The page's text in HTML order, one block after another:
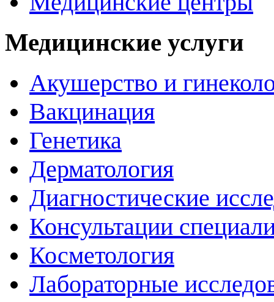
Медицинские услуги
Акушерство и
Вакцинация
Генетика
Дерматология
Диагностические
Консультации
Косметология
Лабораторные